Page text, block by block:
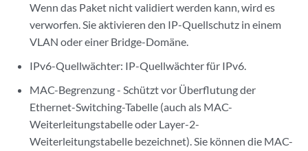
Wenn das Paket nicht validiert werden kann, wird es
verworfen. Sie aktivieren den IP-Quellschutz in einem
VLAN oder einer Bridge-Domäne.
IPv6-Quellwächter: IP-Quellwächter für IPv6.
MAC-Begrenzung - Schützt vor Überflutung der
Ethernet-Switching-Tabelle (auch als MAC-
Weiterleitungstabelle oder Layer-2-
Weiterleitungstabelle bezeichnet). Sie können die MAC-